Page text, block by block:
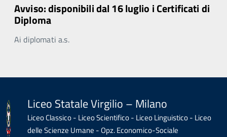
Avviso: disponibili dal 16 luglio i Certificati di
Diploma
Ai diplomati a.s.
Liceo Statale Virgilio – Milano
Liceo Classico - Liceo Scientifico - Liceo Linguistico - Liceo
delle Scienze Umane - Opz. Economico-Sociale